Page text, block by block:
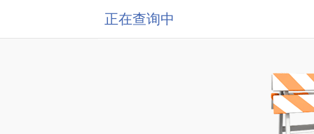
正在查询中